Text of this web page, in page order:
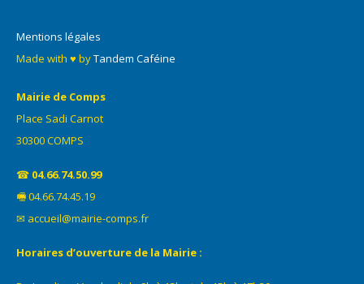
Mentions légales
Made with ♥ byTandem Caféine
Mairie de Comps
Place Sadi Carnot
30300 COMPS
☎ 04.66.74.50.99
🖷 04.66.74.45.19
✉ accueil@mairie-comps.fr
Horaires d’ouverture de la Mairie :